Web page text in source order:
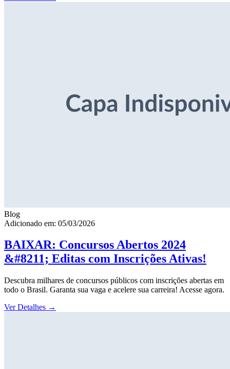
Blog
Adicionado em: 05/03/2026
BAIXAR: Concursos Abertos 2024
&#8211; Editas com Inscrições Ativas!
Descubra milhares de concursos públicos com inscrições abertas em
todo o Brasil. Garanta sua vaga e acelere sua carreira! Acesse agora.
Ver Detalhes →